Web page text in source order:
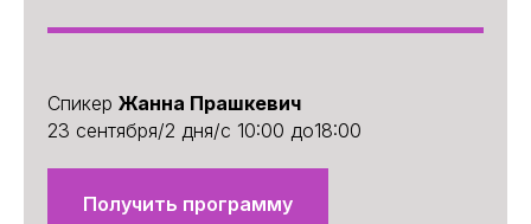
Спикер Жанна Прашкевич
23 сентября/2 дня/с 10:00 до18:00
Получить программу